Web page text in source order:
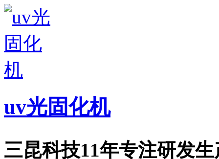
uv光固化机
三昆科技11年专注研发